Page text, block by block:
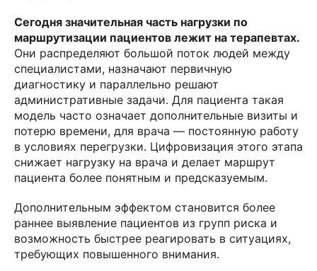
Сегодня значительная часть нагрузки по
маршрутизации пациентов лежит на терапевтах.
Они распределяют большой поток людей между
специалистами, назначают первичную
диагностику и параллельно решают
административные задачи. Для пациента такая
модель часто означает дополнительные визиты и
потерю времени, для врача — постоянную работу
в условиях перегрузки. Цифровизация этого этапа
снижает нагрузку на врача и делает маршрут
пациента более понятным и предсказуемым.
Дополнительным эффектом становится более
раннее выявление пациентов из групп риска и
возможность быстрее реагировать в ситуациях,
требующих повышенного внимания.